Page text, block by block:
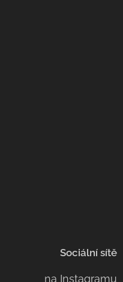
Sociální sítě
na Instagramu